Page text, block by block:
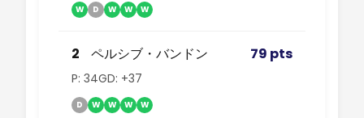
W D W W W
2 ペルシブ・バンドン 79 pts
P: 34GD: +37
D W W W W